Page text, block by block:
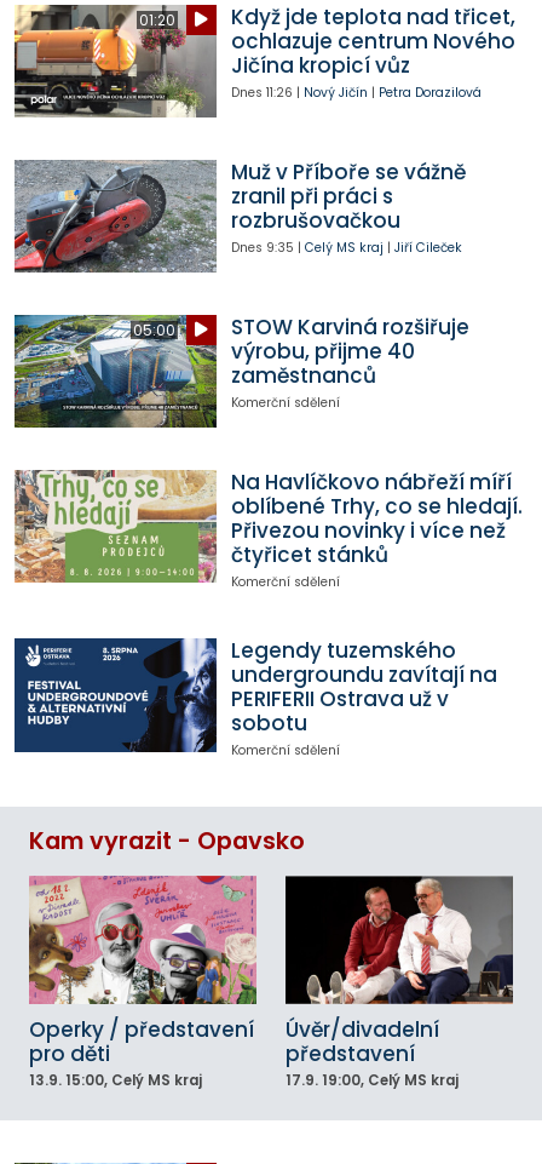
01:20
Když jde teplota nad třicet,
ochlazuje centrum Nového
Jičína kropicí vůz
Dnes 11:26 | Nový Jičín | Petra Dorazilová
Muž v Příboře se vážně
zranil při práci s
rozbrušovačkou
Dnes 9:35 | Celý MS kraj | Jiří Cileček
05:00
STOW Karviná rozšiřuje
výrobu, přijme 40
zaměstnanců
Komerční sdělení
Na Havlíčkovo nábřeží míří
oblíbené Trhy, co se hledají.
Přivezou novinky i více než
čtyřicet stánků
Komerční sdělení
Legendy tuzemského
undergroundu zavítají na
PERIFERII Ostrava už v
sobotu
Komerční sdělení
Kam vyrazit - Opavsko
Operky / představení
pro děti
13.9. 15:00, Celý MS kraj
Úvěr/divadelní
představení
17.9. 19:00, Celý MS kraj